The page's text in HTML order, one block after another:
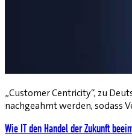
„Customer Centricity“, zu
nachgeahmt werden, sodass
Wie IT den Handel der Zukunft